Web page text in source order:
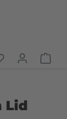
Lid